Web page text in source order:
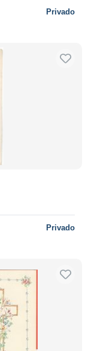
Privado
Privado